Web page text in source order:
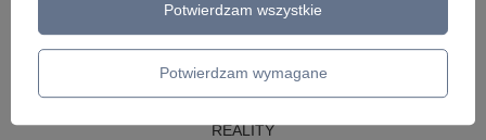
PRODUCENCI
AZZARDO
ITALUX
REALITY
Potwierdzam wymagane
Potwierdzam wszystkie